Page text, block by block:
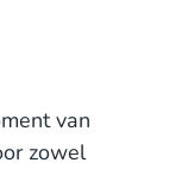
van
zowel